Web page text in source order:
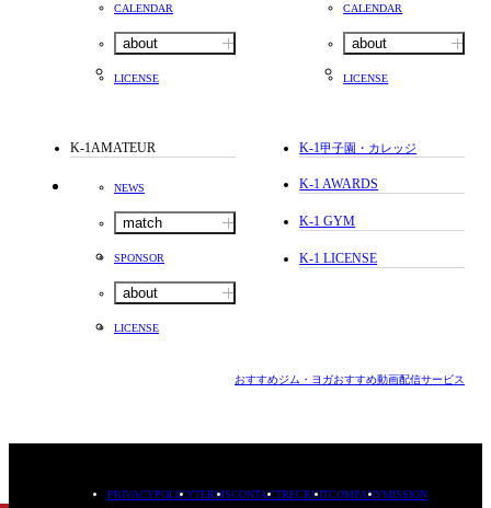
CALENDAR
about
LICENSE
CALENDAR
about
LICENSE
K-1AMATEUR
NEWS
match
SPONSOR
about
LICENSE
K-1甲子園・カレッジ
K-1 AWARDS
K-1 GYM
K-1 LICENSE
おすすめジム・ヨガおすすめ動画配信サービス
PRIVACYPOLICYTERMSCONTACTRECRUITCOMPANYMISSION